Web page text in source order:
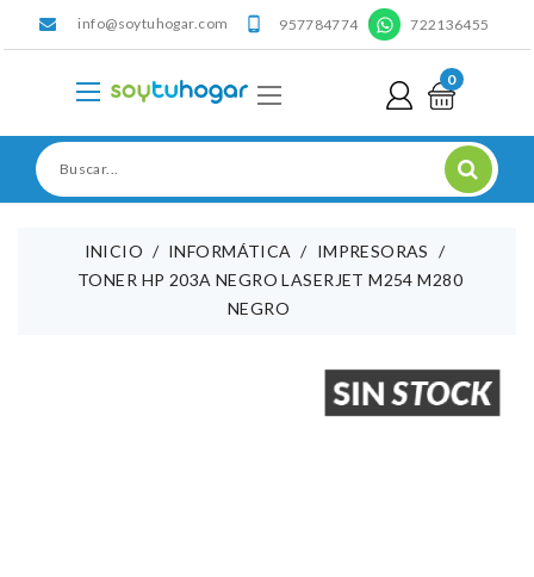
info@soytuhogar.com  957784774 ' 722136455
0
INICIO INFORMÁTICA
IMPRESORAS
TONER HP 203A NEGRO LASERJET M254 M280
NEGRO